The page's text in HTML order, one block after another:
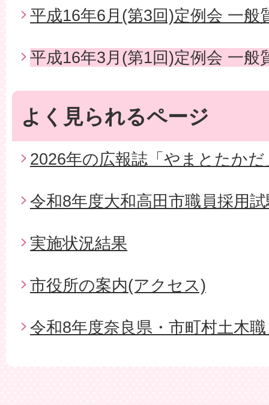
平成16年6月(第3回)定例会 一般
平成16年3月(第1回)定例会 一般
よく見られるページ
2026年の広報誌「やまとたかだ
令和8年度大和高田市職員採用
実施状況結果
市役所の案内(アクセス)
令和8年度奈良県・市町村土木